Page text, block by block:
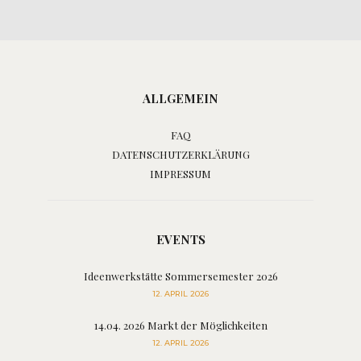
ALLGEMEIN
FAQ
DATENSCHUTZERKLÄRUNG
IMPRESSUM
EVENTS
Ideenwerkstätte Sommersemester 2026
12. APRIL 2026
14.04. 2026 Markt der Möglichkeiten
12. APRIL 2026